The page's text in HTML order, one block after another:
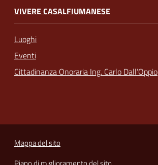
VIVERE CASALFIUMANESE
Luoghi
Eventi
Cittadinanza Onoraria Ing. Carlo Dall’Oppio
Mappa del sito